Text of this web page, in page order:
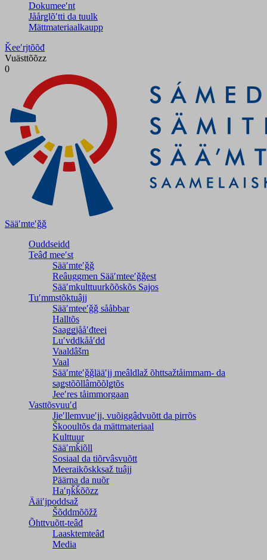
Dokumeeʹnt
Jåårǥlõʹtti da tuulk
Mättmateriaalkaupp
Ǩeeʹrjtõõđ
Vuästtõõzz
0
Sääʹmteʹǧǧ
Ouddseidd
Teâđ meeʹst
Sääʹmteʹǧǧ
Reâuggmen Sääʹmteeʹǧǧest
Sääʹmkulttuurkõõskõs Sajos
Tuʹmmstõktuâjj
Sääʹmteeʹǧǧ sååbbar
Halltõs
Saaǥǥjååʹđteei
Luʹvddkååʹdd
Vaaldâšm
Vaal
Sääʹmteʹǧǧlääʹjj meâldlaž õhttsažtåimmam- da
saǥstõõllâmõõlǥtõs
Jeeʹres tåimmorgaan
Vasttõsvuuʹd
Jieʹllemvueʹjj, vuõiggâdvuõtt da pirrõs
Škooultõs da mättmateriaal
Kulttuur
Sääʹmǩiõll
Sosiaal da tiõrvâsvuõtt
Meeraikõskksaž tuâjj
Päärna da nuõr
Haʹŋǩǩõõzz
Ääiʹjpoddsaž
Šõddmõõžž
Õhttvuõtt-teâđ
Laasktemteâđ
Media